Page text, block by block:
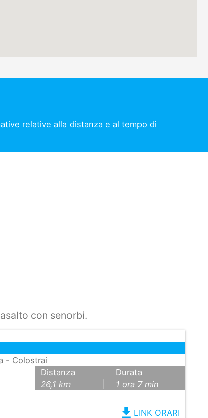
relative alla distanza e al tempo di
con senorbi.
- Colostrai
Distanza
26,1 km
Durata
1 ora 7 min
file_download LINK ORARI